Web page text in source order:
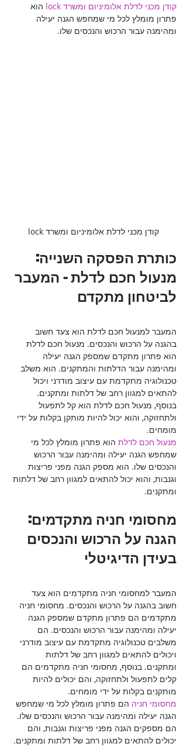
קודן מכני לדלת אלומיניום ומשרד lock
הוא
פתרון מומלץ לכל מי שמחפש הגנה יעילה
ומהימנה עבור הרכוש והנכסים שלו.
קודן מכני לדלת אלומיניום ומשרד lock
כותרת הפסקה השנייה:
מנעול חכם לדלת - המעבר
לביטחון מתקדם
המעבר למנעול חכם לדלת הוא צעד חשוב
בהגנה על הרכוש והנכסים. מנעול חכם לדלת
הוא פתרון מתקדם שמספק הגנה יעילה
ומהימנה עבור הדלתות והמתקנים. הוא משלב
טכנולוגיה מתקדמת עם עיצוב מודרני ויכול
להתאים למגוון רחב של דלתות ומתקנים.
בנוסף, מנעול חכם לדלת הוא קל לתפעול
ולתחזוקה, והוא יכול להיות מותקן בקלות על ידי
מומחים.
מנעול חכם לדלת הוא פתרון מומלץ לכל מי
שמחפש הגנה יעילה ומהימנה עבור הרכוש
והנכסים שלו. הוא מספק הגנה מפני פריצות
וגנבות, והוא יכול להתאים למגוון רחב של דלתות
ומתקנים.
מחסומי חניה מתקדמים:
הגנה על הרכוש והנכסים
בעידן הדיגיטלי
המעבר למחסומי חניה מתקדמים הוא צעד
חשוב בהגנה על הרכוש והנכסים. מחסומי חניה
מתקדמים הם פתרון מתקדם שמספק הגנה
יעילה ומהימנה עבור הרכוש והנכסים. הם
משלבים טכנולוגיה מתקדמת עם עיצוב מודרני
ויכולים להתאים למגוון רחב של דלתות
ומתקנים. בנוסף, מחסומי חניה מתקדמים הם
קלים לתפעול ולתחזוקה, והם יכולים להיות
מותקנים בקלות על ידי מומחים.
מחסומי חניה הם פתרון מומלץ לכל מי שמחפש
הגנה יעילה ומהימנה עבור הרכוש והנכסים שלו.
הם מספקים הגנה מפני פריצות וגנבות, והם
יכולים להתאים למגוון רחב של דלתות ומתקנים.